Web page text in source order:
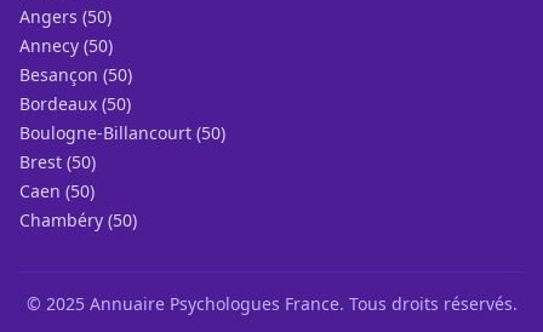
Angers (50)
Annecy (50)
Besançon (50)
Bordeaux (50)
Boulogne-Billancourt (50)
Brest (50)
Caen (50)
Chambéry (50)
© 2025 Annuaire Psychologues France. Tous droits réservés.